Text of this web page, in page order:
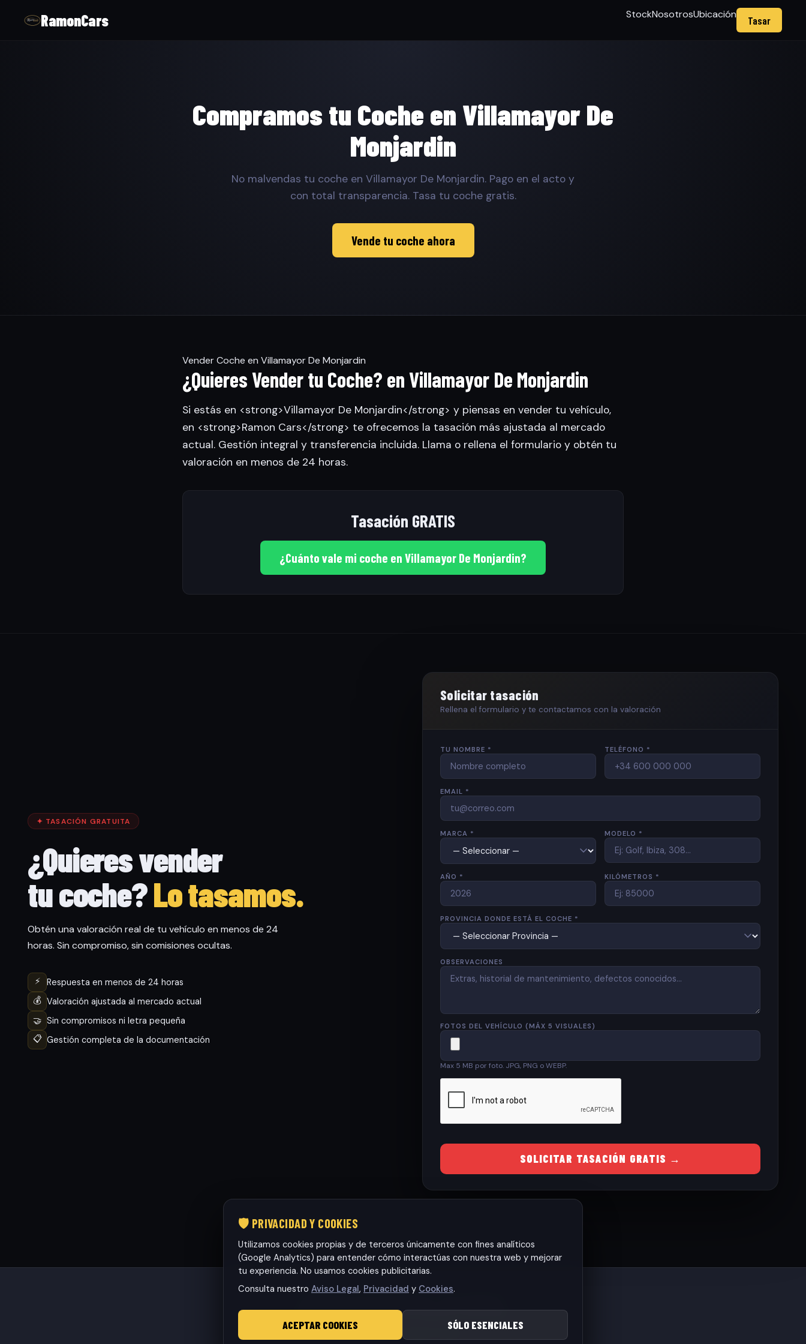
RamonCars StockNosotrosUbicación Tasar
Compramos tu Coche en Villamayor De
Monjardin
No malvendas tu coche en Villamayor De Monjardin. Pago en el acto y
con total transparencia. Tasa tu coche gratis.
Vende tu coche ahora
Vender Coche en Villamayor De Monjardin
¿Quieres Vender tu Coche? en Villamayor De Monjardin
Si estás en <strong>Villamayor De Monjardin</strong> y piensas en vender tu vehículo,
en <strong>Ramon Cars</strong> te ofrecemos la tasación más ajustada al mercado
actual. Gestión integral y transferencia incluida. Llama o rellena el formulario y obtén tu
valoración en menos de 24 horas.
Tasación GRATIS
¿Cuánto vale mi coche en Villamayor De Monjardin?
✦ TASACIÓN GRATUITA
¿Quieres vender
tu coche?Lo tasamos.
Obtén una valoración real de tu vehículo en menos de 24
horas. Sin compromiso, sin comisiones ocultas.
⚡
Respuesta en menos de 24 horas
💰 Valoración ajustada al mercado actual
🤝 Sin compromisos ni letra pequeña
📋 Gestión completa de la documentación
Solicitar tasación
Rellena el formulario y te contactamos con la valoración
TU NOMBRE * TELÉFONO *
EMAIL *
MARCA * MODELO *
AÑO * KILÓMETROS *
PROVINCIA DONDE ESTÁ EL COCHE *
OBSERVACIONES
FOTOS DEL VEHÍCULO (MÁX 5 VISUALES)
Max 5 MB por foto. JPG, PNG o WEBP.
SOLICITAR TASACIÓN GRATIS →
© 2026 RamonCars. Todos los derechos reservados.
🛡️ PRIVACIDAD Y COOKIES
Utilizamos cookies propias y de terceros únicamente con fines analíticos
(Google Analytics) para entender cómo interactúas con nuestra web y mejorar
tu experiencia. No usamos cookies publicitarias.
Consulta nuestro Aviso Legal, Privacidad y Cookies.
ACEPTAR COOKIES SÓLO ESENCIALES